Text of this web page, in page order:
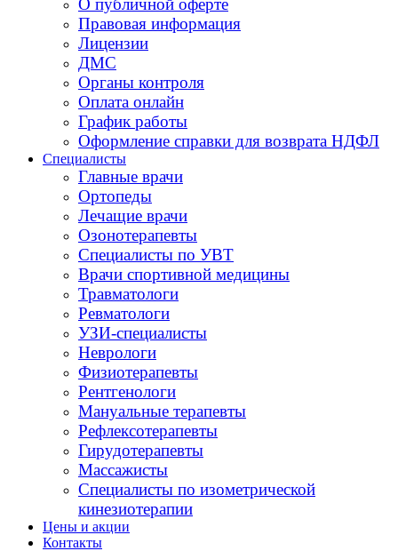
О публичной оферте
Правовая информация
Лицензии
ДМС
Органы контроля
Оплата онлайн
График работы
Оформление справки для возврата НДФЛ
Специалисты
Главные врачи
Ортопеды
Лечащие врачи
Озонотерапевты
Специалисты по УВТ
Врачи спортивной медицины
Травматологи
Ревматологи
УЗИ-специалисты
Неврологи
Физиотерапевты
Рентгенологи
Мануальные терапевты
Рефлексотерапевты
Гирудотерапевты
Массажисты
Специалисты по изометрической
кинезиотерапии
Цены и акции
Контакты